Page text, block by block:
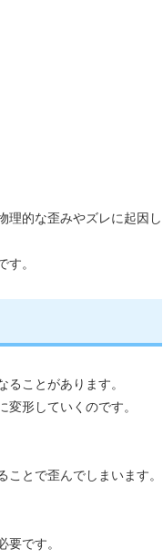
理的な歪みやズレに起因し
。
ことがあります。
形していくのです。
とで歪んでしまいます。
です。